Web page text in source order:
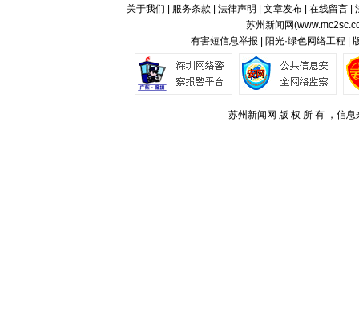
关于我们 服务条款 法律声明 文章发布| 在线留言|
苏州新闻网(
有害短信息举报 | 阳光·绿色网络工程 |
苏州新闻网 版 权 所 有 ，信